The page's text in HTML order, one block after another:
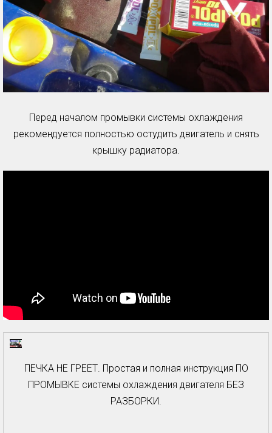
Перед началом промывки системы охлаждения
рекомендуется полностью остудить двигатель и снять
крышку радиатора.
ПЕЧКА НЕ ГРЕЕТ. Простая и полная инструкция ПО
ПРОМЫВКЕ системы охлаждения двигателя БЕЗ
РАЗБОРКИ.